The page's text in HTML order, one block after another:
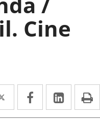
Cine
Twitter
Enlace
a
Facebook
Enlace
a
Enlace
a